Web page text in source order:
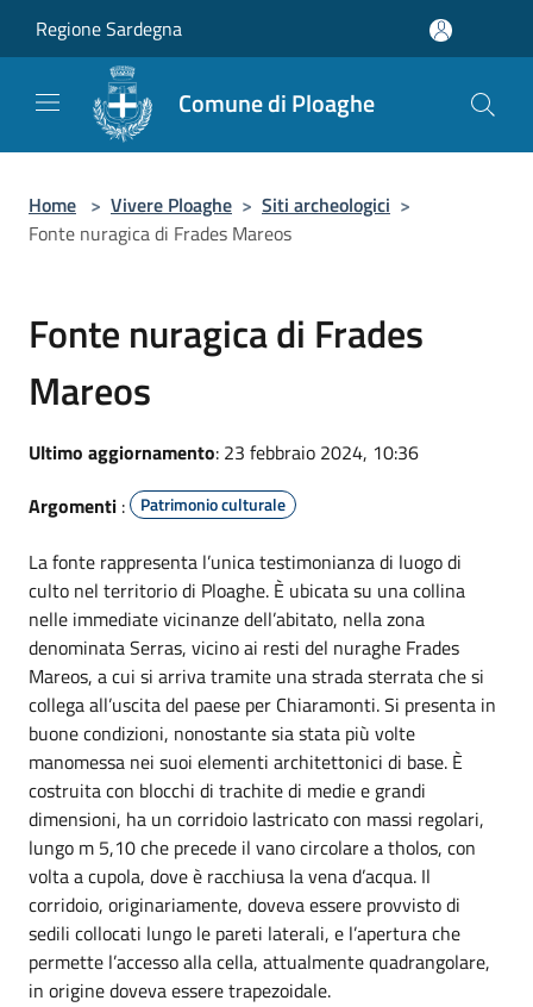
Regione Sardegna
Comune di Ploaghe
Home > Vivere Ploaghe > Siti archeologici >
Fonte nuragica di Frades Mareos
Fonte nuragica di Frades
Mareos
Ultimo aggiornamento: 23 febbraio 2024, 10:36
Argomenti : Patrimonio culturale
La fonte rappresenta l’unica testimonianza di luogo di
culto nel territorio di Ploaghe. È ubicata su una collina
nelle immediate vicinanze dell’abitato, nella zona
denominata Serras, vicino ai resti del nuraghe Frades
Mareos, a cui si arriva tramite una strada sterrata che si
collega all’uscita del paese per Chiaramonti. Si presenta in
buone condizioni, nonostante sia stata più volte
manomessa nei suoi elementi architettonici di base. È
costruita con blocchi di trachite di medie e grandi
dimensioni, ha un corridoio lastricato con massi regolari,
lungo m 5,10 che precede il vano circolare a tholos, con
volta a cupola, dove è racchiusa la vena d’acqua. Il
corridoio, originariamente, doveva essere provvisto di
sedili collocati lungo le pareti laterali, e l’apertura che
permette l’accesso alla cella, attualmente quadrangolare,
in origine doveva essere trapezoidale.